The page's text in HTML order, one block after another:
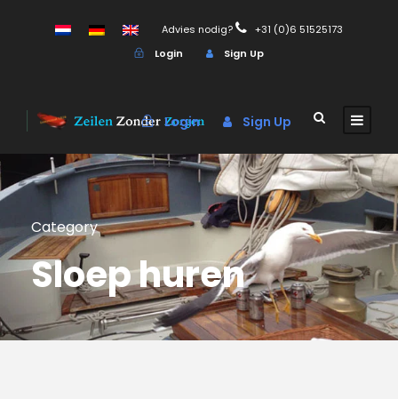
Advies nodig?
+31 (0)6 51525173
Login
Sign Up
Login Sign Up
Category
Sloep huren